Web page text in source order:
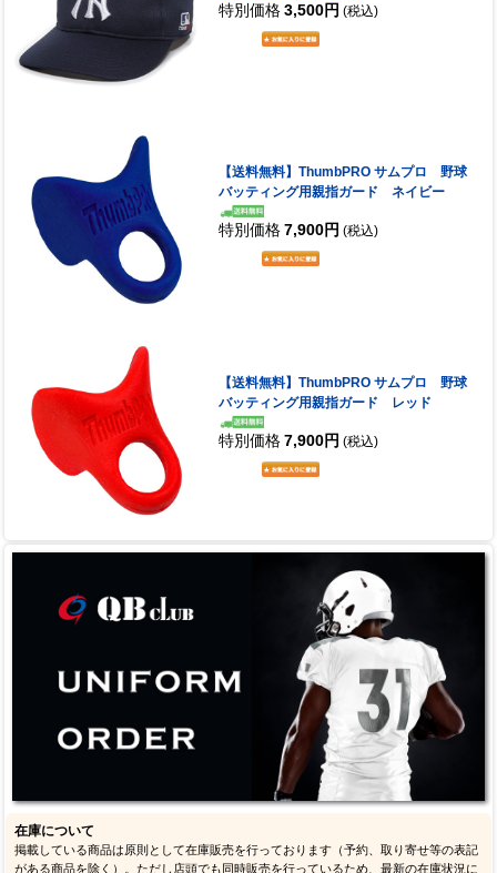
特別価格 3,500円 (税込)
【送料無料】ThumbPRO サムプロ 野球
バッティング用親指ガード ネイビー
特別価格 7,900円 (税込)
【送料無料】ThumbPRO サムプロ 野球
バッティング用親指ガード レッド
特別価格 7,900円 (税込)
在庫について
掲載している商品は原則として在庫販売を行っております（予約、取り寄せ等の表記
がある商品を除く）。ただし店頭でも同時販売を行っているため、最新の在庫状況に